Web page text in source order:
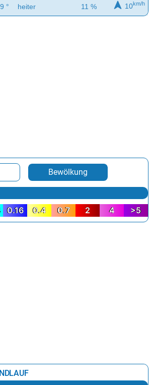
° heiter 11 % 10km/h
Bewölkung
0.16 0.4 0.7 2 4 >5